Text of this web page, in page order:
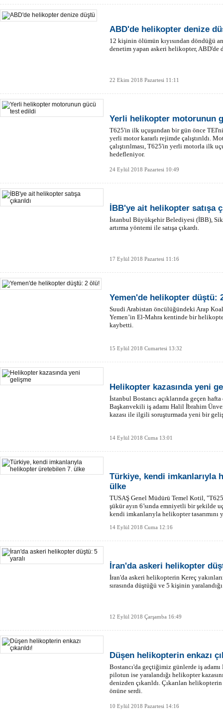
ABD'de helikopter denize
12 kişinin ölümün kıyısından döndüğü
denetim yapan askeri helikopter, ABD'de
22 Ekim 2018 Pazartesi 11:11
Yerli helikopter motorunun
T625'in ilk uçuşundan bir gün önce
yerli motor kararlı rejimde çalıştırıldı.
çalıştırılması, T625'in yerli motorla ilk
hedefleniyor.
24 Eylül 2018 Pazartesi 10:49
İBB'ye ait helikopter satışa
İstanbul Büyükşehir Belediyesi (İBB),
artırma yöntemi ile satışa çıkardı.
17 Eylül 2018 Pazartesi 11:16
Yemen'de helikopter düştü:
Suudi Arabistan öncülüğündeki Arap
Yemen’in El-Mahra kentinde bir
kaybetti.
15 Eylül 2018 Cumartesi 13:32
Helikopter kazasında yeni
İstanbul Bostancı açıklarında geçen
Başkanvekili iş adamı Halil İbrahim
kazası ile ilgili soruşturmada yeni bir
14 Eylül 2018 Cuma 13:01
Türkiye, kendi imkanlarıyla
ülke
TUSAŞ Genel Müdürü Temel Kotil,
şükür ayın 6’sında emniyetli bir şekilde
kendi imkanlarıyla helikopter
14 Eylül 2018 Cuma 12:16
İran'da askeri helikopter
İran'da askeri helikopterin Kereç
sırasında düştüğü ve 5 kişinin
12 Eylül 2018 Çarşamba 16:49
Düşen helikopterin enkazı
Bostancı'da geçtiğimiz günlerde iş
pilotun ise yaralandığı helikopter
denizden çıkarıldı. Çıkarılan
önüne serdi.
10 Eylül 2018 Pazartesi 14:16